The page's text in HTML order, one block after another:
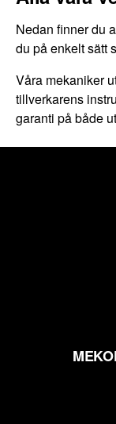
Nedan finner du
du på enkelt sätt
Våra mekaniker
tillverkarens
garanti på både